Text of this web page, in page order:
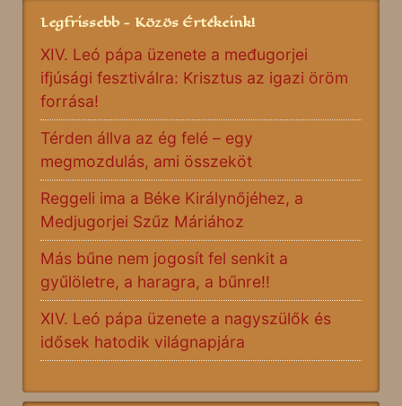
Legfrissebb - Közös Értékeink!
XIV. Leó pápa üzenete a međugorjei
ifjúsági fesztiválra: Krisztus az igazi öröm
forrása!
Térden állva az ég felé – egy
megmozdulás, ami összeköt
Reggeli ima a Béke Királynőjéhez, a
Medjugorjei Szűz Máriához
Más bűne nem jogosít fel senkit a
gyűlöletre, a haragra, a bűnre!!
XIV. Leó pápa üzenete a nagyszülők és
idősek hatodik világnapjára